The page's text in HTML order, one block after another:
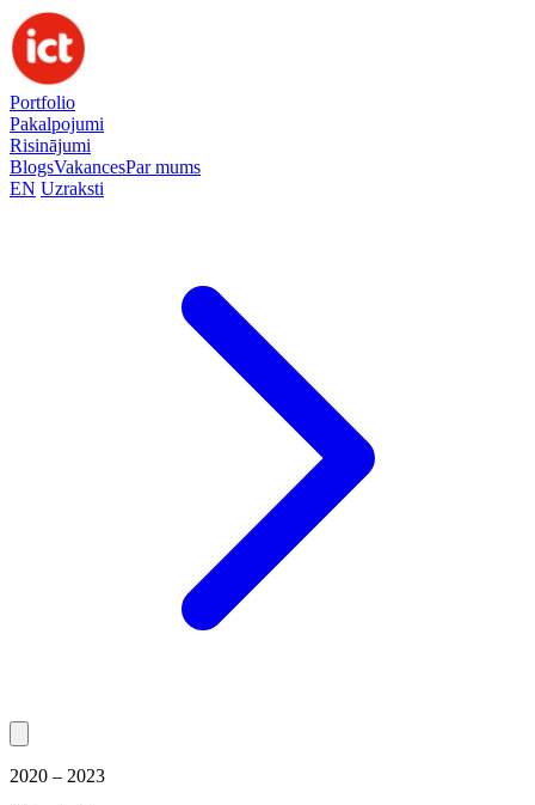
Portfolio
Pakalpojumi
Risinājumi
BlogsVakancesPar mums
EN Uzraksti
2020 – 2023